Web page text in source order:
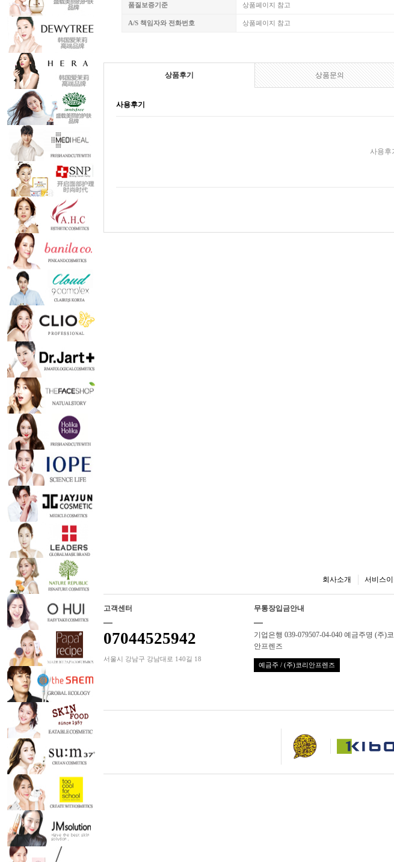
품질보증기준 상품페이지 참고
A/S 책임자와 전화번호 상품페이지 참고
상품후기 상품문의
사용후기
사용후
회사소개 서비스
고객센터
07044525942
서울시 강남구 강남대로 140길 18
무통장입금안내
기업은행 039-079507-04-040 예금주명 (주)
안프렌즈
예금주 / (주)코리안프렌즈